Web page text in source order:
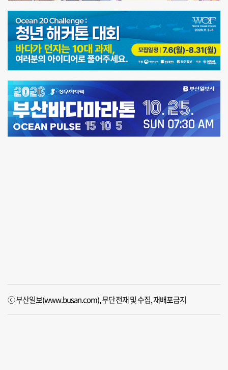
ⓒ 부산일보(www.busan.com), 무단전재 및 수집, 재배포금지